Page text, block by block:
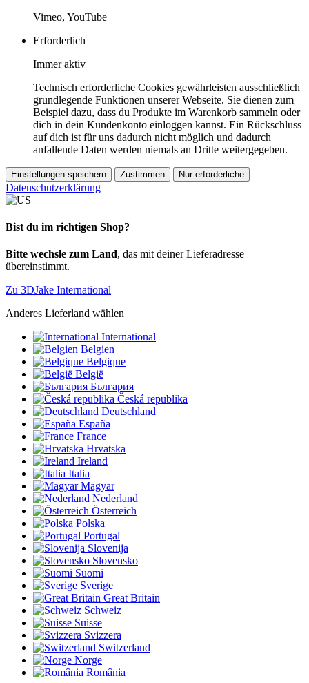
Vimeo, YouTube
Erforderlich
Immer aktiv
Technisch erforderliche Cookies gewährleisten ausschließlich
grundlegende Funktionen unserer Webseite. Sie dienen zum
Beispiel dazu, dass du Produkte im Warenkorb sammeln oder
dich in dein Kundenkonto einloggen kannst. Ein Rückschluss
auf dich ist für uns dadurch nicht möglich und dadurch
anfallende Daten werden niemals an Dritte weitergegeben.
Einstellungen speichern Zustimmen Nur erforderliche
Datenschutzerklärung
Bist du im richtigen Shop?
Bitte wechsle zum Land, das mit deiner Lieferadresse
übereinstimmt.
Zu 3DJake International
Anderes Lieferland wählen
International
Belgien
Belgique
België
България
Česká republika
Deutschland
España
France
Hrvatska
Ireland
Italia
Magyar
Nederland
Österreich
Polska
Portugal
Slovenija
Slovensko
Suomi
Sverige
Great Britain
Schweiz
Suisse
Svizzera
Switzerland
Norge
România